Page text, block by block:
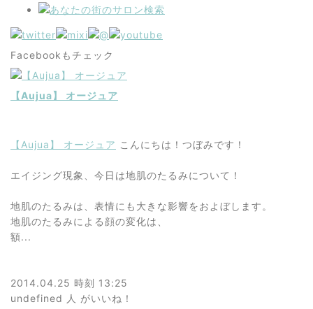
Facebookもチェック
【Aujua】 オージュア
【Aujua】 オージュア こんにちは！つぼみです！
エイジング現象、今日は地肌のたるみについて！
地肌のたるみは、表情にも大きな影響をおよぼします。
地肌のたるみによる顔の変化は、
額...
2014.04.25 時刻 13:25
undefined 人 がいいね！